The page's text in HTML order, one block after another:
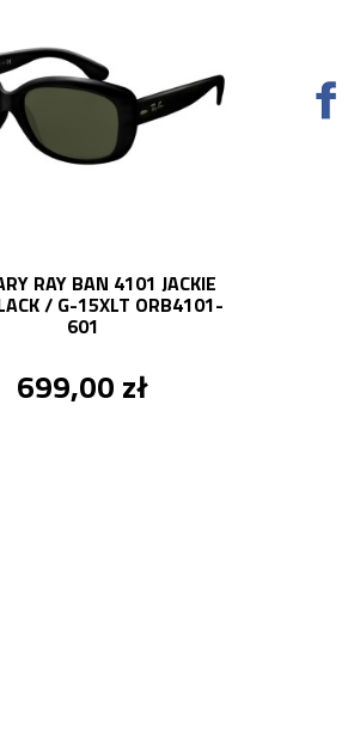
RAY BAN 4101 JACKIE
/ G-15XLT ORB4101-
601
699,00 zł